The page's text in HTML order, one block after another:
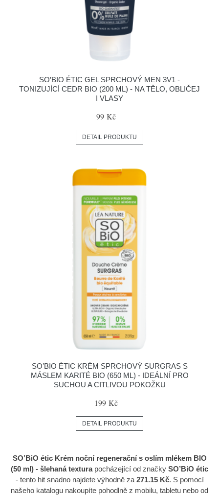
SO’BIO ÉTIC GEL SPRCHOVÝ MEN 3V1 -
TONIZUJÍCÍ CEDR BIO (200 ML) - NA TĚLO, OBLIČEJ
I VLASY
99 Kč
DETAIL PRODUKTU
SO’BIO ÉTIC KRÉM SPRCHOVÝ SURGRAS S
MÁSLEM KARITÉ BIO (650 ML) - IDEÁLNÍ PRO
SUCHOU A CITLIVOU POKOŽKU
199 Kč
DETAIL PRODUKTU
SO’BiO étic Krém noční regenerační s oslím mlékem BIO
(50 ml) - šlehaná texturapocházející od značky SO’BiO étic
- tento hit snadno najdete výhodně za 271.15 Kč. S pomocí
našeho katalogu nakoupíte pohodlně z mobilu, tabletu nebo od